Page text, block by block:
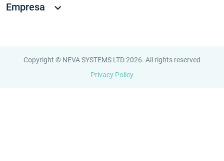
Empresa
Copyright © NEVA SYSTEMS LTD 2026. All rights reserved
Privacy Policy